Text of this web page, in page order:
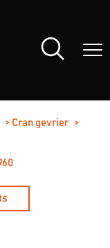
Cran gevrier